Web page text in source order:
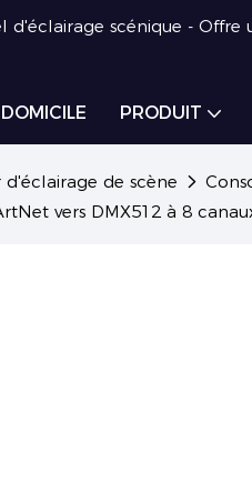
d'éclairage scénique - Offre
DOMICILE PRODUIT
de scène
vers DMX512 à 8